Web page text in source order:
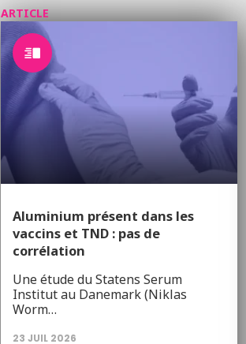
ARTICLE
Aluminium présent dans les
vaccins et TND : pas de
corrélation
Une étude du Statens Serum
Institut au Danemark (Niklas
Worm…
23 JUIL 2026